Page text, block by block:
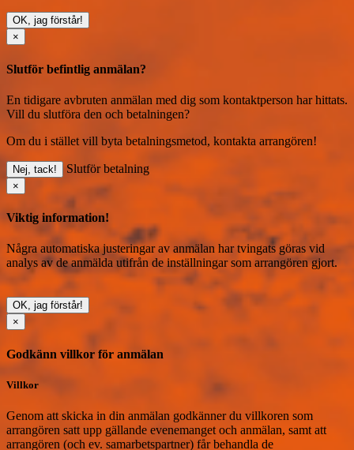
OK, jag förstår!
×
Slutför befintlig anmälan?
En tidigare avbruten anmälan med dig som kontaktperson har hittats.
Vill du slutföra den och betalningen?
Om du i stället vill byta betalningsmetod, kontakta arrangören!
Nej, tack! Slutför betalning
×
Viktig information!
Några automatiska justeringar av anmälan har tvingats göras vid
analys av de anmälda utifrån de inställningar som arrangören gjort.
OK, jag förstår!
×
Godkänn villkor för anmälan
Villkor
Genom att skicka in din anmälan godkänner du villkoren som
arrangören satt upp gällande evenemanget och anmälan, samt att
arrangören (och ev. samarbetspartner) får behandla de